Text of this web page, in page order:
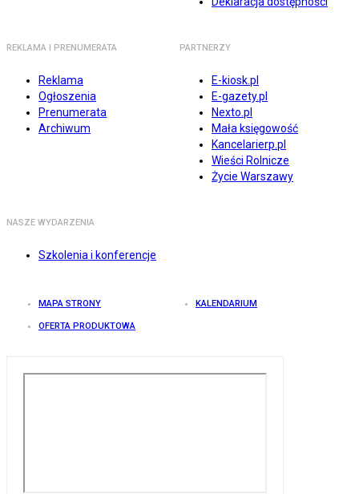
REKLAMA I PRENUMERATA
Reklama
Ogłoszenia
Prenumerata
Archiwum
PARTNERZY
E-kiosk.pl
E-gazety.pl
Nexto.pl
Mała księgowość
Kancelarierp.pl
Wieści Rolnicze
Życie Warszawy
NASZE WYDARZENIA
Szkolenia i konferencje
MAPA STRONY KALENDARIUM
OFERTA PRODUKTOWA